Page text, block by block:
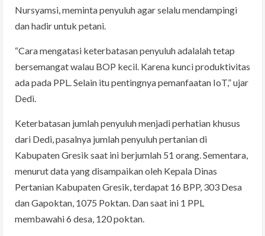
Nursyamsi, meminta penyuluh agar selalu mendampingi
dan hadir untuk petani.
“Cara mengatasi keterbatasan penyuluh adalalah tetap
bersemangat walau BOP kecil. Karena kunci produktivitas
ada pada PPL. Selain itu pentingnya pemanfaatan IoT,” ujar
Dedi.
Keterbatasan jumlah penyuluh menjadi perhatian khusus
dari Dedi, pasalnya jumlah penyuluh pertanian di
Kabupaten Gresik saat ini berjumlah 51 orang. Sementara,
menurut data yang disampaikan oleh Kepala Dinas
Pertanian Kabupaten Gresik, terdapat 16 BPP, 303 Desa
dan Gapoktan, 1075 Poktan. Dan saat ini 1 PPL
membawahi 6 desa, 120 poktan.